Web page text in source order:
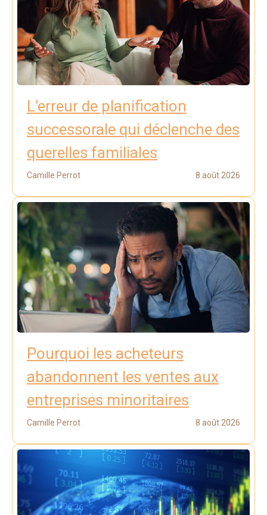
L’erreur de planification
successorale qui déclenche des
querelles familiales
Camille Perrot 8 août 2026
Pourquoi les acheteurs
abandonnent les ventes aux
entreprises minoritaires
Camille Perrot 8 août 2026